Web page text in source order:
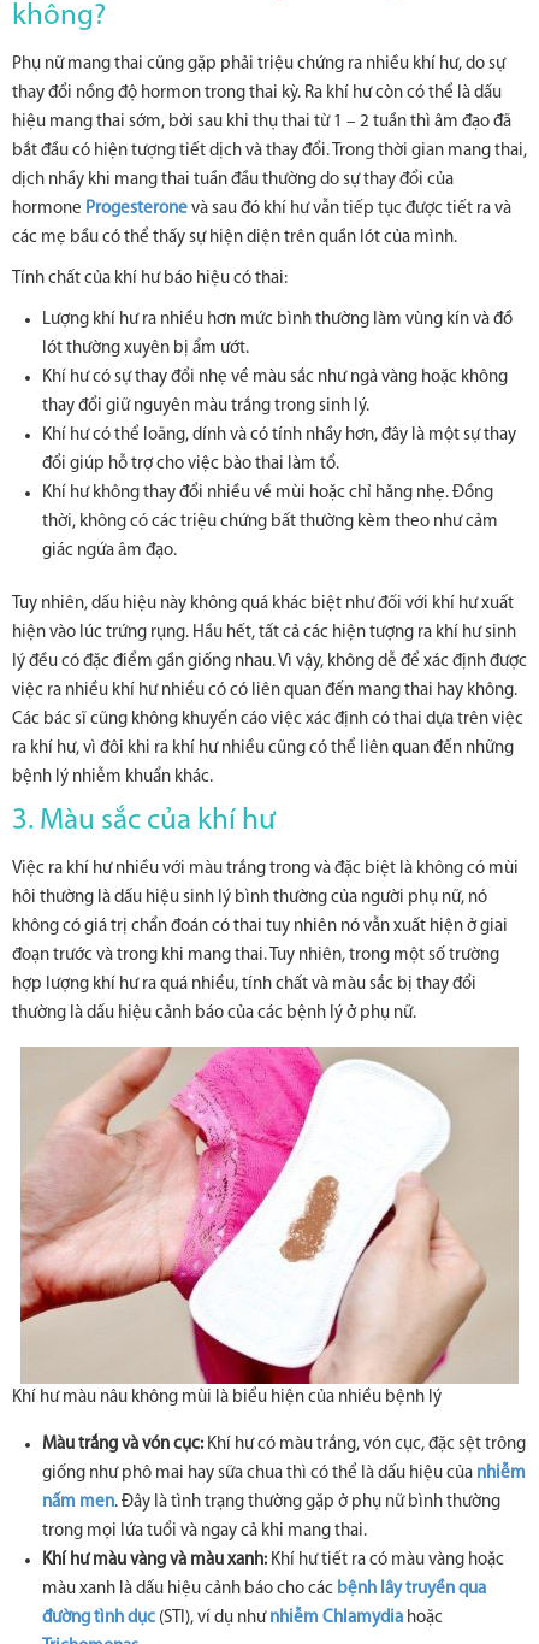
không?
Phụ nữ mang thai cũng gặp phải triệu chứng ra nhiều khí hư, do sự
thay đổi nồng độ hormon trong thai kỳ. Ra khí hư còn có thể là dấu
hiệu mang thai sớm, bởi sau khi thụ thai từ 1 – 2 tuần thì âm đạo đã
bắt đầu có hiện tượng tiết dịch và thay đổi. Trong thời gian mang thai,
dịch nhầy khi mang thai tuần đầu thường do sự thay đổi của
hormone Progesterone và sau đó khí hư vẫn tiếp tục được tiết ra và
các mẹ bầu có thể thấy sự hiện diện trên quần lót của mình.
Tính chất của khí hư báo hiệu có thai:
Lượng khí hư ra nhiều hơn mức bình thường làm vùng kín và đồ
lót thường xuyên bị ẩm ướt.
Khí hư có sự thay đổi nhẹ về màu sắc như ngả vàng hoặc không
thay đổi giữ nguyên màu trắng trong sinh lý.
Khí hư có thể loãng, dính và có tính nhầy hơn, đây là một sự thay
đổi giúp hỗ trợ cho việc bào thai làm tổ.
Khí hư không thay đổi nhiều về mùi hoặc chỉ hăng nhẹ. Đồng
thời, không có các triệu chứng bất thường kèm theo như cảm
giác ngứa âm đạo.
Tuy nhiên, dấu hiệu này không quá khác biệt như đối với khí hư xuất
hiện vào lúc trứng rụng. Hầu hết, tất cả các hiện tượng ra khí hư sinh
lý đều có đặc điểm gần giống nhau. Vì vậy, không dễ để xác định được
việc ra nhiều khí hư nhiều có có liên quan đến mang thai hay không.
Các bác sĩ cũng không khuyến cáo việc xác định có thai dựa trên việc
ra khí hư, vì đôi khi ra khí hư nhiều cũng có thể liên quan đến những
bệnh lý nhiễm khuẩn khác.
3. Màu sắc của khí hư
Việc ra khí hư nhiều với màu trắng trong và đặc biệt là không có mùi
hôi thường là dấu hiệu sinh lý bình thường của người phụ nữ, nó
không có giá trị chẩn đoán có thai tuy nhiên nó vẫn xuất hiện ở giai
đoạn trước và trong khi mang thai. Tuy nhiên, trong một số trường
hợp lượng khí hư ra quá nhiều, tính chất và màu sắc bị thay đổi
thường là dấu hiệu cảnh báo của các bệnh lý ở phụ nữ.
Khí hư màu nâu không mùi là biểu hiện của nhiều bệnh lý
Màu trắng và vón cục: Khí hư có màu trắng, vón cục, đặc sệt trông
giống như phô mai hay sữa chua thì có thể là dấu hiệu của nhiễm
nấm men. Đây là tình trạng thường gặp ở phụ nữ bình thường
trong mọi lứa tuổi và ngay cả khi mang thai.
Khí hư màu vàng và màu xanh: Khí hư tiết ra có màu vàng hoặc
màu xanh là dấu hiệu cảnh báo cho các bệnh lây truyền qua
đường tình dục (STI), ví dụ như nhiễm Chlamydia hoặc